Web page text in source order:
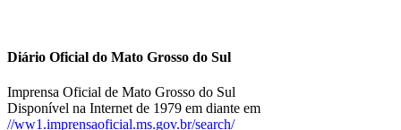
Diário Oficial do Mato Grosso do Sul
Imprensa Oficial de Mato Grosso do Sul
Disponível na Internet de 1979 em diante em
//ww1.imprensaoficial.ms.gov.br/search/